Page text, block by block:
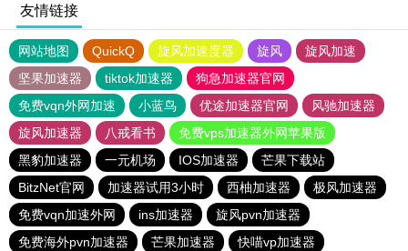
友情链接
网站地图 QuickQ 旋风加速度器 旋风
旋风加速
坚果加速器
tiktok加速器
狗急加速器官网
免费vqn外网加速
小蓝鸟 优途加速器官网
风驰加速器
旋风加速器
八戒看书
免费vps加速器外网苹果版
黑豹加速器
一元机场 IOS加速器
芒果下载站
BitzNet官网
加速器试用3小时 西柚加速器
极风加速器
免费vqn加速外网
ins加速器
旋风pvn加速器
免费海外pvn加速器
芒果加速器
快喵vp加速器